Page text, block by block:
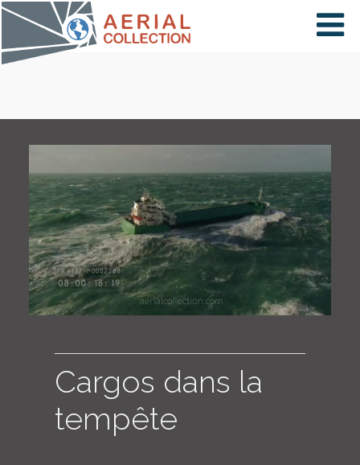
×
CARTE
COLLECTIONS
LOGIN
Cargos dans la
tempête